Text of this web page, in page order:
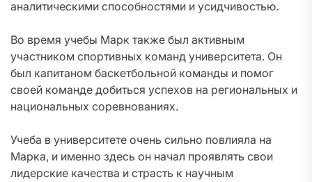
аналитическими способностями и усидчивостью.
Во время учебы Марк также был активным
участником спортивных команд университета. Он
был капитаном баскетбольной команды и помог
своей команде добиться успехов на региональных и
национальных соревнованиях.
Учеба в университете очень сильно повлияла на
Марка, и именно здесь он начал проявлять свои
лидерские качества и страсть к научным